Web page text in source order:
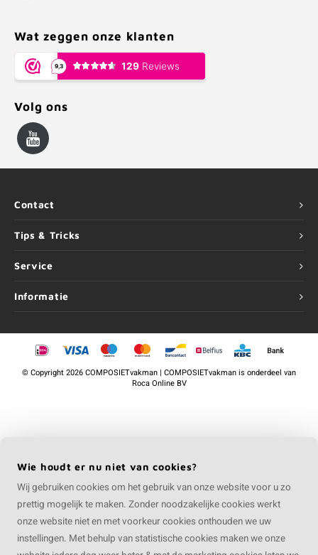
Wat zeggen onze klanten
Volg ons
Contact
Tips & Tricks
Service
Informatie
©Copyright2026 COMPOSIETvakman | COMPOSIETvakman is onderdeel van
Roca Online BV
Wie houdt er nu niet van cookies?
Wij gebruiken cookies om het gebruik van onze website voor u zo
prettig mogelijk te maken. Zonder noodzakelijke cookies werkt
onze website niet en met voorkeur cookies onthouden we uw
instellingen. Met behulp van statistische cookies maken we onze